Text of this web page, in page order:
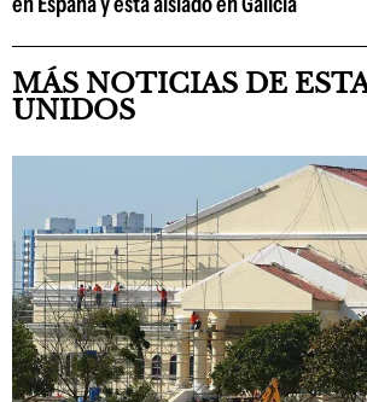
MÁS NOTICIAS DE
UNIDOS